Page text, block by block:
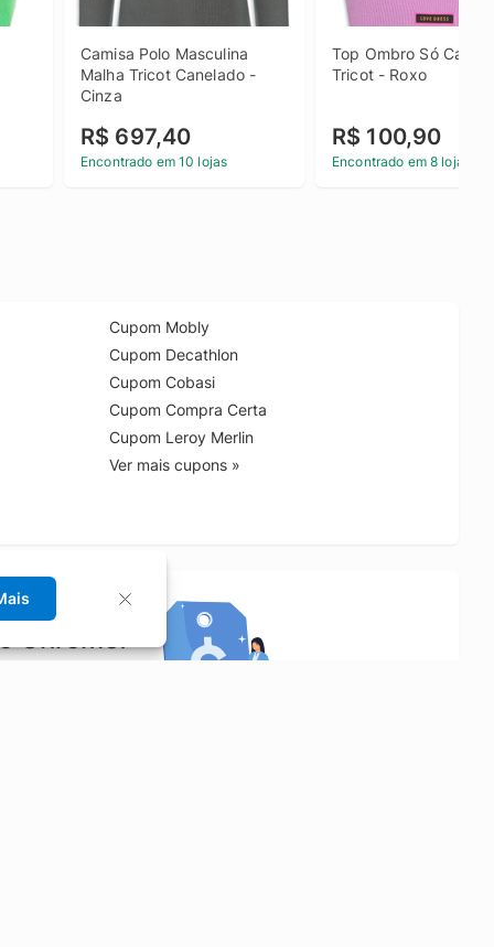
Camisa Polo Masculina
Malha Tricot Canelado -
Cinza
R$ 697,40
Encontrado em 10 lojas
Top Ombro Só
Tricot - Roxo
R$ 100,90
Encontrado em 8 lojas
Cupom Mobly
Cupom Decathlon
Cupom Cobasi
Cupom Compra Certa
Cupom Leroy Merlin
Ver mais cupons »
Chrome!